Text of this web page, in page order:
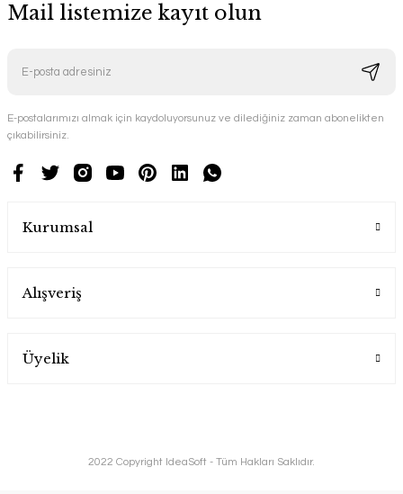
Mail listemize kayıt olun
E-postalarımızı almak için kaydoluyorsunuz ve dilediğiniz zaman abonelikten
çıkabilirsiniz.
Kurumsal
Alışveriş
Üyelik
2022 Copyright IdeaSoft - Tüm Hakları Saklıdır.